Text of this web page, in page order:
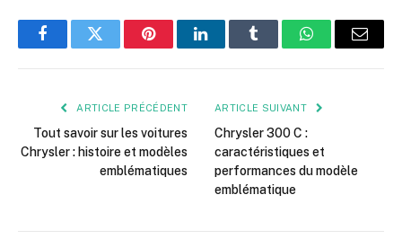
FacebookTwitter PinterestLinkedInTumblr WhatsApp
E-
ARTICLE PRÉCÉDENT
Tout savoir sur les voitures
Chrysler : histoire et modèles
emblématiques
ARTICLE SUIVANT
Chrysler 300 C :
caractéristiques et
performances du modèle
emblématique